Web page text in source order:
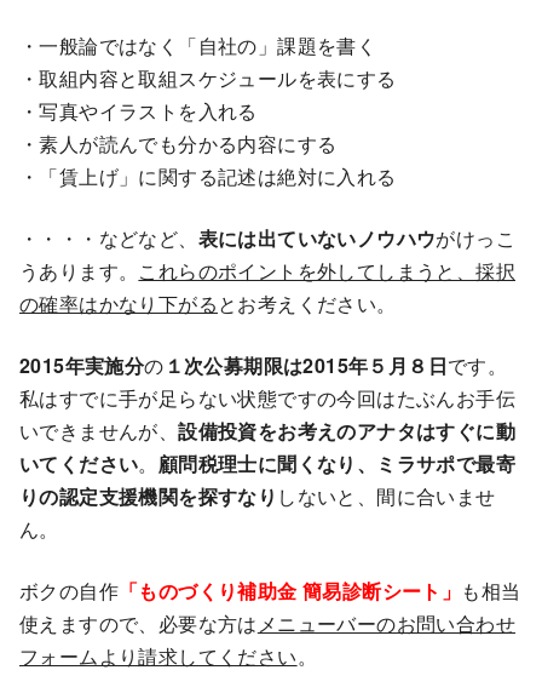
・一般論ではなく「自社の」課題を書く
・取組内容と取組スケジュールを表にする
・写真やイラストを入れる
・素人が読んでも分かる内容にする
・「賃上げ」に関する記述は絶対に入れる
・・・・などなど、 表には出ていないノウハウがけっこ
うあります。 これらのポイントを外してしまうと、採択
の確率はかなり下がるとお考えください。
2015年実施分の １次公募期限は2015年５月８日です。
私はすでに手が足らない状態ですの今回はたぶんお手伝
いできませんが、設備投資をお考えのアナタはすぐに動
いてください。 顧問税理士に聞くなり、ミラサポで最寄
りの認定支援機関を探すなり しないと、間に合いませ
ん。
ボクの自作 「ものづくり補助金 簡易診断シート」 も相当
使えますので、必要な方はメニューバーのお問い合わせ
フォームより請求してください。